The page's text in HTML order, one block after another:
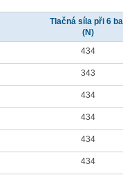
Tlačná síla při 6
(N)
434
343
434
434
434
434